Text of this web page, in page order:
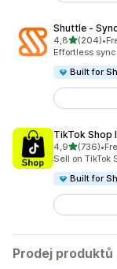
Shuttle ‑
4,8z 5 hvězd
(204)
Celkový počet
•
Effortless
Built for
TikTok Shop
4,9z 5 hvězd
(736)
Celkový počet
•
Sell on TikTok
Built for
Prodej produktů